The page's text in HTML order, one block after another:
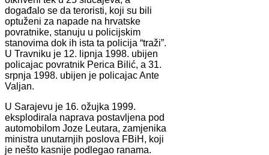
događalo se da teroristi, koji su bili
optuženi za napade na hrvatske
povratnike, stanuju u policijskim
stanovima dok ih ista ta policija “traži”.
U Travniku je 12. lipnja 1998. ubijen
policajac povratnik Perica Bilić, a 31.
srpnja 1998. ubijen je policajac Ante
Valjan.
U Sarajevu je 16. ožujka 1999.
eksplodirala naprava postavljena pod
automobilom Joze Leutara, zamjenika
ministra unutarnjih poslova FBiH, koji
je nešto kasnije podlegao ranama.